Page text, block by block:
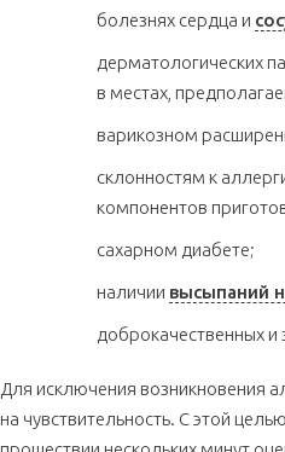
болезнях сердца и
дерматологических
в местах,
варикозном
склонностям к
компонентов
сахарном диабете;
наличии высыпаний
доброкачественных
Для исключения возникновения
на чувствительность. С этой